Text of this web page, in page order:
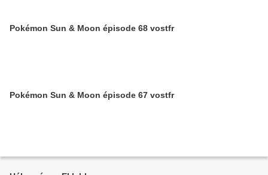
Pokémon Sun & Moon épisode 68 vostfr
Pokémon Sun & Moon épisode 67 vostfr